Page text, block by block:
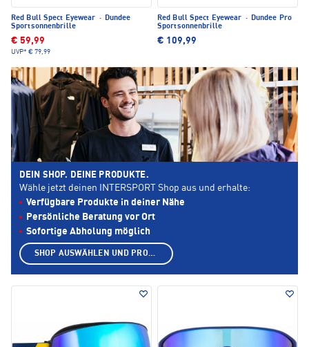
Red Bull Spect Eyewear ·
Dundee
Sportsonnenbrille
€ 59,99
UVP* € 79,99
Red Bull Spect Eyewear ·
Dundee Pro
Sportsonnenbrille
€ 109,99
DEIN SHOP. DEINE PRODUKTE.
Wähle jetzt deinen INTERSPORT Shop aus und erhalte:
Verfügbare Produkte in deiner Nähe
Persönliche Beratung vor Ort
Sofortige Abholung möglich
SHOP AUSWÄHLEN UND PRODUKTE ANZEIGEN